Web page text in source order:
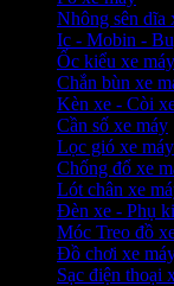
Nhông sên dĩa
Ic - Mobin -
Ốc kiểu xe máy
Chắn bùn xe
Kèn xe - Còi
Cần số xe máy
Lọc gió xe máy
Chống đổ xe
Lót chân xe
Đèn xe - Phụ
Móc Treo đồ
Đồ chơi xe
Sạc điện thoại